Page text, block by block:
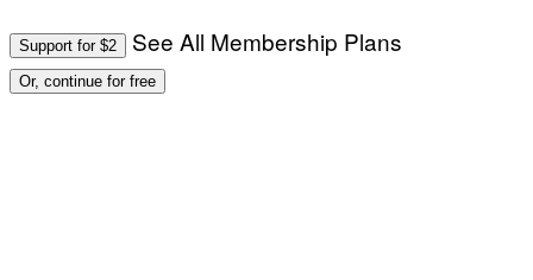
Support for $2 See All Membership Plans
Or, continue for free